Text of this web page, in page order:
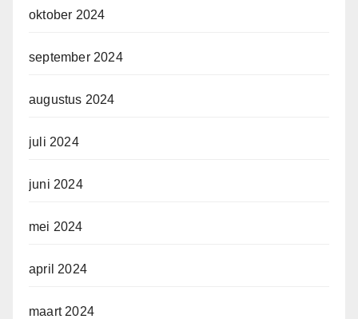
oktober 2024
september 2024
augustus 2024
juli 2024
juni 2024
mei 2024
april 2024
maart 2024